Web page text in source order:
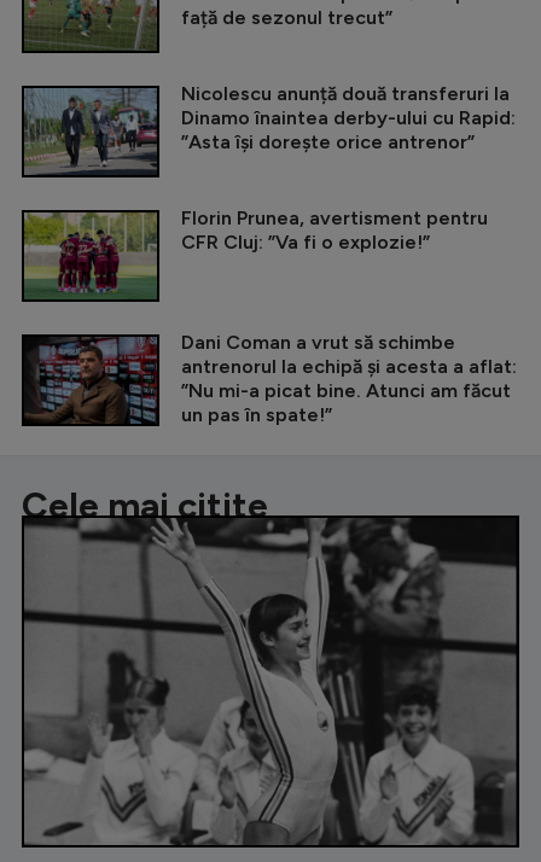
față de sezonul trecut”
Nicolescu anunță două transferuri la
Dinamo înaintea derby-ului cu Rapid:
”Asta își dorește orice antrenor”
Florin Prunea, avertisment pentru
CFR Cluj: ”Va fi o explozie!”
Dani Coman a vrut să schimbe
antrenorul la echipă și acesta a aflat:
”Nu mi-a picat bine. Atunci am făcut
un pas în spate!”
Cele mai citite